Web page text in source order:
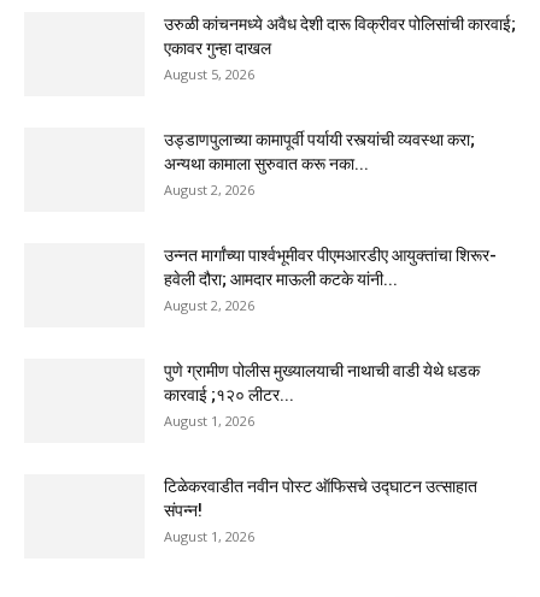
उरुळी कांचनमध्ये अवैध देशी दारू विक्रीवर पोलिसांची कारवाई;
एकावर गुन्हा दाखल
August 5, 2026
उड्डाणपुलाच्या कामापूर्वी पर्यायी रस्त्यांची व्यवस्था करा;
अन्यथा कामाला सुरुवात करू नका...
August 2, 2026
उन्नत मार्गांच्या पार्श्वभूमीवर पीएमआरडीए आयुक्तांचा शिरूर-
हवेली दौरा; आमदार माऊली कटके यांनी...
August 2, 2026
पुणे ग्रामीण पोलीस मुख्यालयाची नाथाची वाडी येथे धडक
कारवाई ;१२० लीटर...
August 1, 2026
टिळेकरवाडीत नवीन पोस्ट ऑफिसचे उद्घाटन उत्साहात
संपन्न!
August 1, 2026